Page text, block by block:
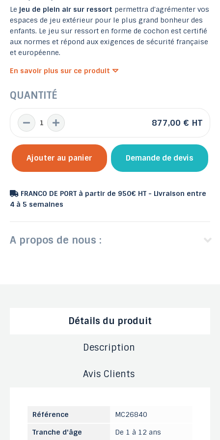
Le jeu de plein air sur ressort permettra d'agrémenter vos
espaces de jeu extérieur pour le plus grand bonheur des
enfants. Le jeu sur ressort en forme de cochon est certifié
aux normes et répond aux exigences de sécurité française
et européenne.
En savoir plus sur ce produit
QUANTITÉ
877,00 € HT
Ajouter au panier Demande de devis
FRANCO DE PORT à partir de 950€ HT - Livraison entre
4 à 5 semaines
A propos de nous :
Détails du produit
Description
Avis Clients
Référence
MC26840
Tranche d'âge
De 1 à 12 ans